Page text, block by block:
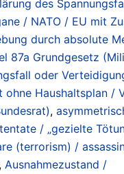
des
/ NATO / EU mit
durch absolute
87a Grundgesetz
oder
ohne Haushaltsplan /
,
/ „gezielte
(terrorism) /
Ausnahmezustand /